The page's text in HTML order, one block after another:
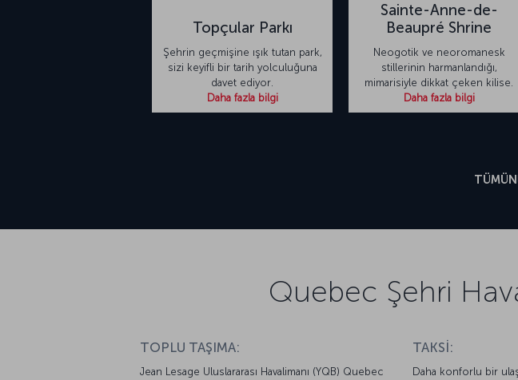
Topçular Parkı
Şehrin geçmişine ışık tutan park,
sizi keyifli bir tarih yolculuğuna
davet ediyor.
Daha fazla bilgi
Sainte-Anne-de-
Beaupré Shrine
Neogotik ve neoromanesk
stillerinin harmanlandığı,
mimarisiyle dikkat çeken kilise.
Daha fazla bilgi
Quebec Şehri
TOPLU TAŞIMA:
Jean Lesage Uluslararası Havalimanı (YQB) Quebec
TAKSİ:
Daha konforlu bir